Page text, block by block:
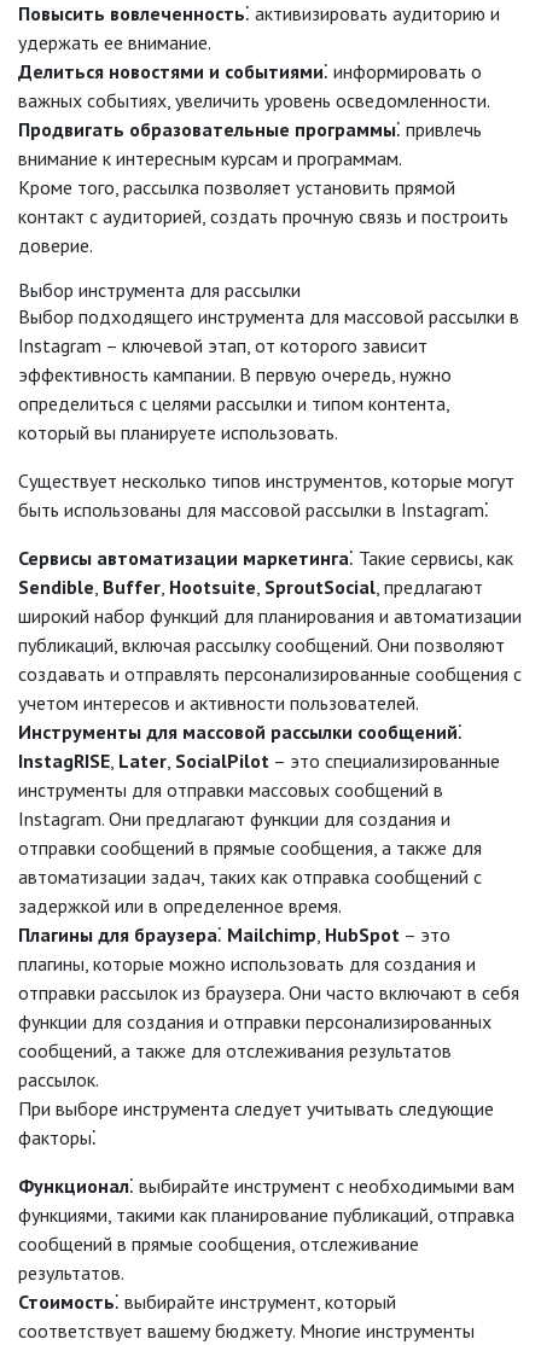
Повысить вовлеченность⁚ активизировать аудиторию и
удержать ее внимание.
Делиться новостями и событиями⁚ информировать о
важных событиях, увеличить уровень осведомленности.
Продвигать образовательные программы⁚ привлечь
внимание к интересным курсам и программам.
Кроме того, рассылка позволяет установить прямой
контакт с аудиторией, создать прочную связь и построить
доверие.
Выбор инструмента для рассылки
Выбор подходящего инструмента для массовой рассылки в
Instagram – ключевой этап, от которого зависит
эффективность кампании. В первую очередь, нужно
определиться с целями рассылки и типом контента,
который вы планируете использовать.
Существует несколько типов инструментов, которые могут
быть использованы для массовой рассылки в Instagram⁚
Сервисы автоматизации маркетинга⁚ Такие сервисы, как
Sendible, Buffer, Hootsuite, SproutSocial, предлагают
широкий набор функций для планирования и автоматизации
публикаций, включая рассылку сообщений. Они позволяют
создавать и отправлять персонализированные сообщения с
учетом интересов и активности пользователей.
Инструменты для массовой рассылки сообщений⁚
InstagRISE, Later, SocialPilot – это специализированные
инструменты для отправки массовых сообщений в
Instagram. Они предлагают функции для создания и
отправки сообщений в прямые сообщения, а также для
автоматизации задач, таких как отправка сообщений с
задержкой или в определенное время.
Плагины для браузера⁚ Mailchimp, HubSpot – это
плагины, которые можно использовать для создания и
отправки рассылок из браузера. Они часто включают в себя
функции для создания и отправки персонализированных
сообщений, а также для отслеживания результатов
рассылок.
При выборе инструмента следует учитывать следующие
факторы⁚
Функционал⁚ выбирайте инструмент с необходимыми вам
функциями, такими как планирование публикаций, отправка
сообщений в прямые сообщения, отслеживание
результатов.
Стоимость⁚ выбирайте инструмент, который
соответствует вашему бюджету. Многие инструменты